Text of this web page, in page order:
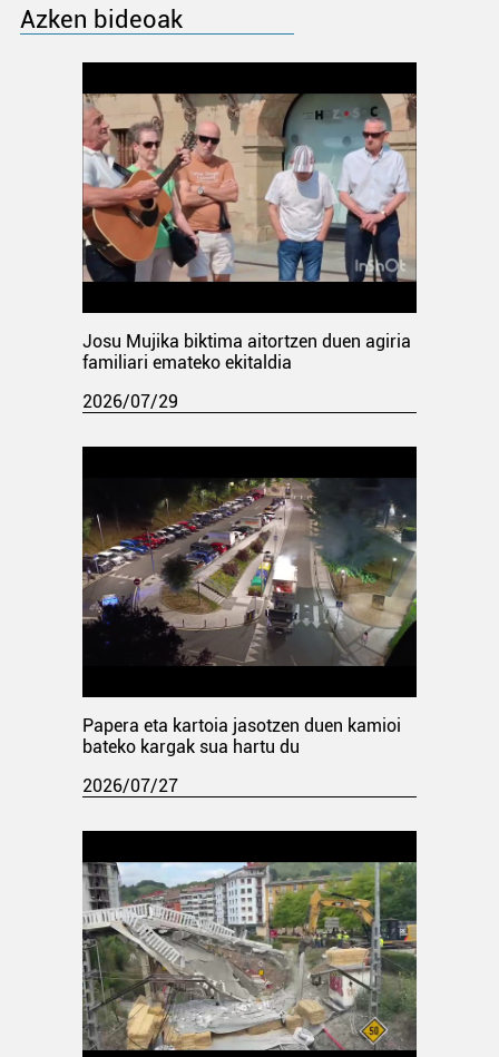
Azken bideoak
Josu Mujika biktima aitortzen duen agiria
familiari emateko ekitaldia
2026/07/29
Papera eta kartoia jasotzen duen kamioi
bateko kargak sua hartu du
2026/07/27